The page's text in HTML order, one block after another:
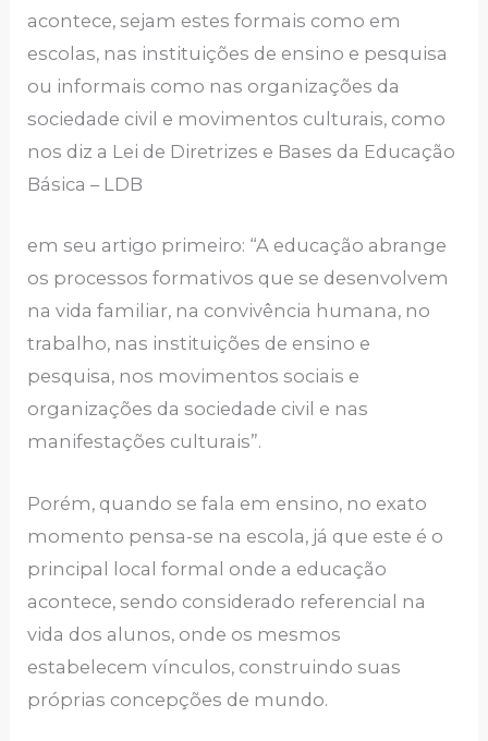
acontece, sejam estes formais como em
escolas, nas instituições de ensino e pesquisa
ou informais como nas organizações da
sociedade civil e movimentos culturais, como
nos diz a Lei de Diretrizes e Bases da Educação
Básica – LDB
em seu artigo primeiro: “A educação abrange
os processos formativos que se desenvolvem
na vida familiar, na convivência humana, no
trabalho, nas instituições de ensino e
pesquisa, nos movimentos sociais e
organizações da sociedade civil e nas
manifestações culturais”.
Porém, quando se fala em ensino, no exato
momento pensa-se na escola, já que este é o
principal local formal onde a educação
acontece, sendo considerado referencial na
vida dos alunos, onde os mesmos
estabelecem vínculos, construindo suas
próprias concepções de mundo.